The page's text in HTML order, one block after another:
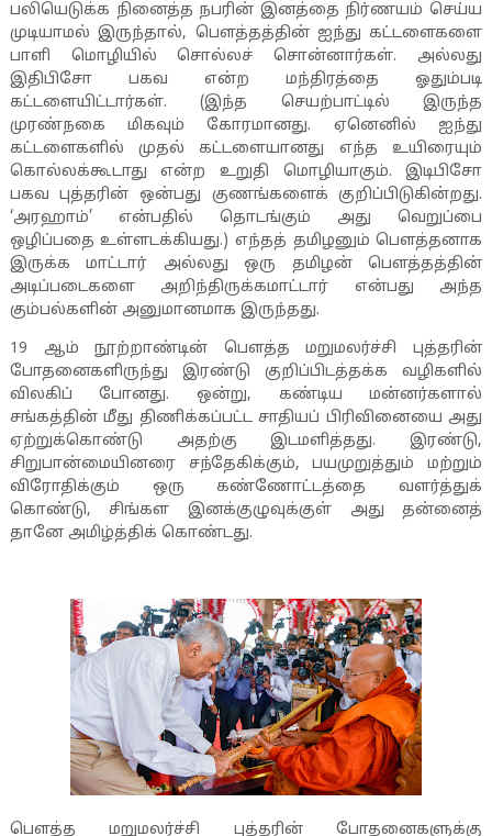
பலியெடுக்க நினைத்த நபரின் இனத்தை நிர்ணயம் செய்ய
முடியாமல் இருந்தால், பௌத்தத்தின் ஐந்து கட்டளைகளை
பாளி மொழியில் சொல்லச் சொன்னார்கள். அல்லது
இதிபிசோ பகவ என்ற மந்திரத்தை ஓதும்படி
கட்டளையிட்டார்கள். (இந்த செயற்பாட்டில் இருந்த
முரண்நகை மிகவும் கோரமானது. ஏனெனில் ஐந்து
கட்டளைகளில் முதல் கட்டளையானது எந்த உயிரையும்
கொல்லக்கூடாது என்ற உறுதி மொழியாகும். இடிபிசோ
பகவ புத்தரின் ஒன்பது குணங்களைக் குறிப்பிடுகின்றது.
‘அரஹாம்’ என்பதில் தொடங்கும் அது வெறுப்பை
ஒழிப்பதை உள்ளடக்கியது.) எந்தத் தமிழனும் பௌத்தனாக
இருக்க மாட்டார் அல்லது ஒரு தமிழன் பௌத்தத்தின்
அடிப்படைகளை அறிந்திருக்கமாட்டார் என்பது அந்த
கும்பல்களின் அனுமானமாக இருந்தது.
19 ஆம் நூற்றாண்டின் பௌத்த மறுமலர்ச்சி புத்தரின்
போதனைகளிருந்து இரண்டு குறிப்பிடத்தக்க வழிகளில்
விலகிப் போனது. ஒன்று, கண்டிய மன்னர்களால்
சங்கத்தின் மீது திணிக்கப்பட்ட சாதியப் பிரிவினையை அது
ஏற்றுக்கொண்டு அதற்கு இடமளித்தது. இரண்டு,
சிறுபான்மையினரை சந்தேகிக்கும்,பயமுறுத்தும் மற்றும்
விரோதிக்கும் ஒரு கண்ணோட்டத்தை வளர்த்துக்
கொண்டு,சிங்கள இனக்குழுவுக்குள் அது தன்னைத்
தானே அமிழ்த்திக் கொண்டது.
பௌத்த மறுமலர்ச்சி புத்தரின் போதனைகளுக்கு